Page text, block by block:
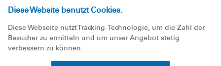
Fahrzeug vorsichtig verlassen
bereits zu hoch oder strömt zu stark, warte
auf dem Autodach auf Hilfe. Setze den
Notruf 112ab.
Diese Website benutzt Cookies.
Diese Webseite nutzt Tracking-Technologie, um die Zahl der
Besucher zu ermitteln und um unser Angebot stetig
verbessern zu können.